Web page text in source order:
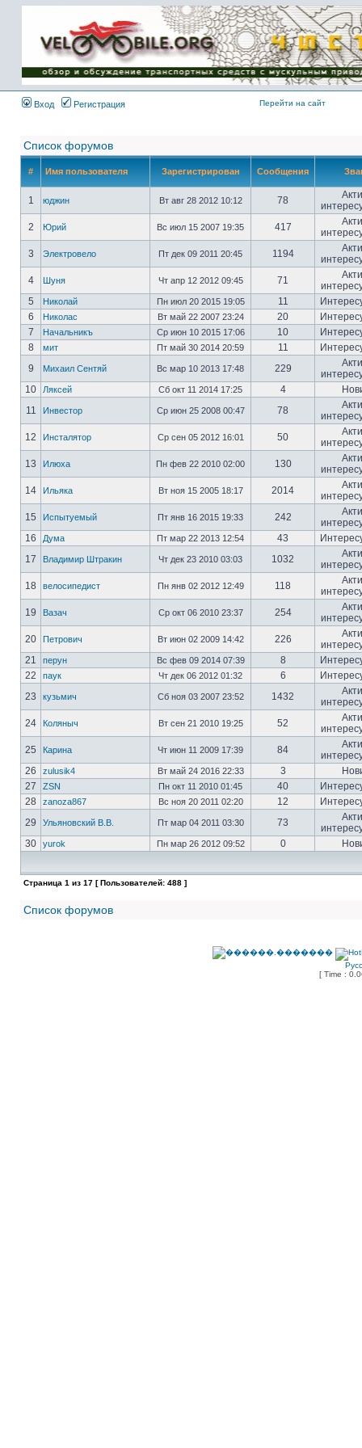
Имя пользователя:
Пароль:
{ LOG_ME_IN_SHORT
}
Вход
Регистрация Перейти на сайт
Список форумов
# Имя пользователя Зарегистрирован Сообщения
1 юджин Вт авг 28 2012 10:12 78
2
Юрий Вс июл 15 2007 19:35 417
3
Электровело Пт дек 09 2011 20:45 1194
4
Шуня Чт апр 12 2012 09:45 71
5
Николай Пн июл 20 2015 19:05 11
6
Николас Вт май 22 2007 23:24 20
7
Начальникъ Ср июн 10 2015 17:06 10
8
мит Пт май 30 2014 20:59 11
9
Михаил Сентяй Вс мар 10 2013 17:48 229
10
Ляксей Сб окт 11 2014 17:25 4
11
Инвестор Ср июн 25 2008 00:47 78
12
Инсталятор Ср сен 05 2012 16:01 50
13
Илюха Пн фев 22 2010 02:00 130
14
Ильяка Вт ноя 15 2005 18:17 2014
15
Испытуемый Пт янв 16 2015 19:33 242
16
Дума Пт мар 22 2013 12:54 43
17
Владимир Штракин Чт дек 23 2010 03:03 1032
18
велосипедист Пн янв 02 2012 12:49 118
19
Вазач Ср окт 06 2010 23:37 254
20
Петрович Вт июн 02 2009 14:42 226
21
перун Вс фев 09 2014 07:39 8
22
паук Чт дек 06 2012 01:32 6
23
кузьмич Сб ноя 03 2007 23:52 1432
24
Коляныч Вт сен 21 2010 19:25 52
25
Карина Чт июн 11 2009 17:39 84
26
zulusik4 Вт май 24 2016 22:33 3
27
ZSN Пн окт 11 2010 01:45 40
28
zanoza867 Вс ноя 20 2011 02:20 12
29
Ульяновский В.В. Пт мар 04 2011 03:30 73
30
yurok Пн мар 26 2012 09:52 0
Страница 1 из 17 [ Пользователей: 488 ]
Список форумов
[ Time :